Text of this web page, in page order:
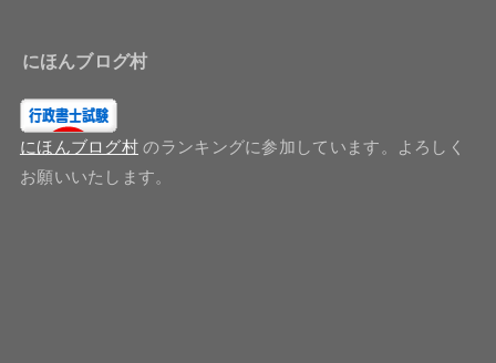
にほんブログ村
にほんブログ村 のランキングに参加しています。よろしく
お願いいたします。